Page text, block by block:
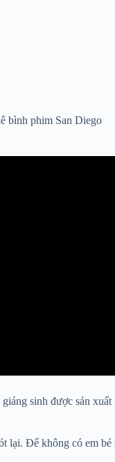
bình phim San Diego
sinh được sản
lại. Để không có em